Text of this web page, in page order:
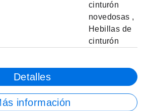
cinturón
novedosas ,
Hebillas de
cinturón
Detalles
información